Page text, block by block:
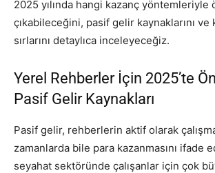
2025 yılında hangi kazanç yöntemleriyle
çıkabileceğini, pasif gelir kaynaklarını ve
sırlarını detaylıca inceleyeceğiz.
Yerel Rehberler İçin 2025’te
Pasif Gelir Kaynakları
Pasif gelir, rehberlerin aktif olarak
zamanlarda bile para kazanmasını ifade
seyahat sektöründe çalışanlar için çok